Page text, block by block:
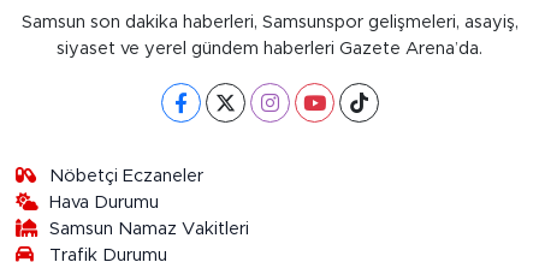
Samsun son dakika haberleri, Samsunspor gelişmeleri, asayiş,
siyaset ve yerel gündem haberleri Gazete Arena’da.
Nöbetçi Eczaneler
Hava Durumu
Samsun Namaz Vakitleri
Trafik Durumu